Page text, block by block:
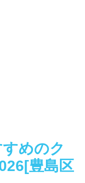
めのク
豊島区